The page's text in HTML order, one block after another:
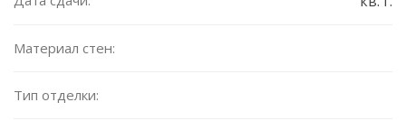
Материал стен:
Тип отделки: